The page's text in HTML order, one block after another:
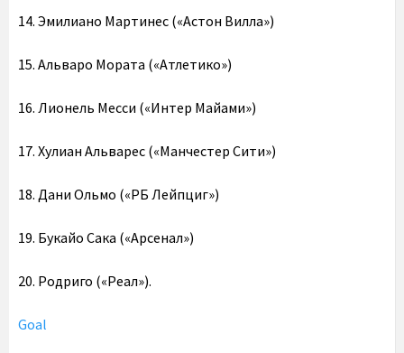
14. Эмилиано Мартинес («Астон Вилла»)
15. Альваро Мората («Атлетико»)
16. Лионель Месси («Интер Майами»)
17. Хулиан Альварес («Манчестер Сити»)
18. Дани Ольмо («РБ Лейпциг»)
19. Букайо Сака («Арсенал»)
20. Родриго («Реал»).
Goal